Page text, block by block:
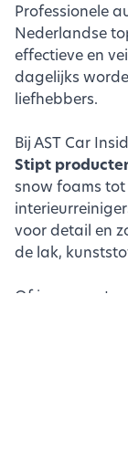
Professionele
Nederlandse
effectieve en
dagelijks
liefhebbers.
Bij AST Car
Stipt
snow foams
voor detail en
de lak,
Of je nu gaat